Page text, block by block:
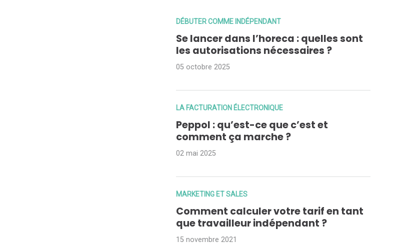
DÉBUTER COMME INDÉPENDANT
Se lancer dans l’horeca : quelles sont
les autorisations nécessaires ?
05 octobre 2025
LA FACTURATION ÉLECTRONIQUE
Peppol : qu’est-ce que c’est et
comment ça marche ?
02 mai 2025
MARKETING ET SALES
Comment calculer votre tarif en tant
que travailleur indépendant ?
15 novembre 2021